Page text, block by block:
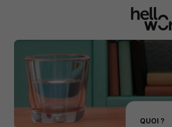
Effectuer une recherche d'emploi par localité
QUOI ?